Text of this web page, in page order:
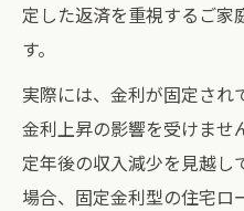
定した返済を重視するご家
す。
実際には、金利が固定され
金利上昇の影響を受けませ
定年後の収入減少を見越し
場合、固定金利型の住宅ロ